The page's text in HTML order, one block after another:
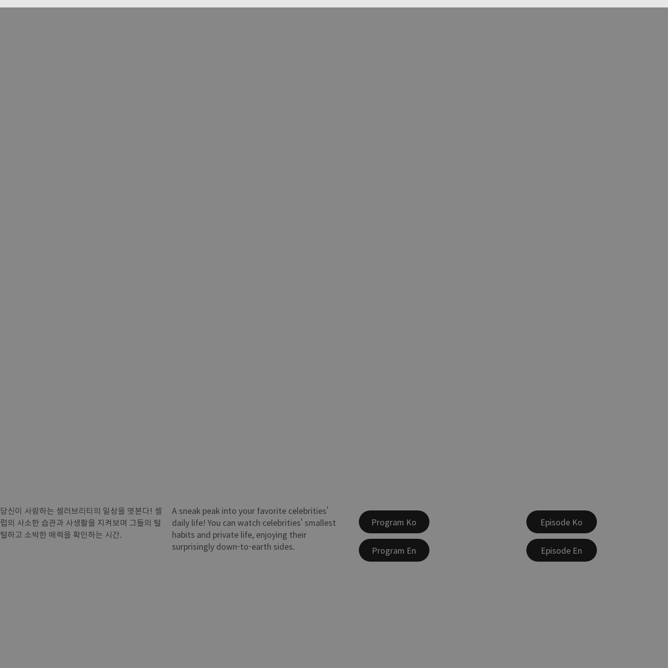
당신이 사랑하는 셀러브리티의 일상을 엿본다! 셀
럽의 사소한 습관과 사생활을 지켜보며 그들의 털
털하고 소박한 매력을 확인하는 시간.
A sneak peak into your favorite celebrities'
daily life! You can watch celebrities' smallest
habits and private life, enjoying their
surprisingly down-to-earth sides.
Program Ko
Program En
Episode Ko
Episode En